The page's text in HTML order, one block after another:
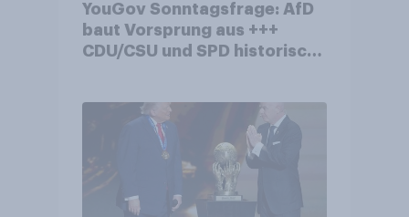
YouGov Sonntagsfrage: AfD
baut Vorsprung aus +++
CDU/CSU und SPD historisch
Fußball-WM ohne Politik